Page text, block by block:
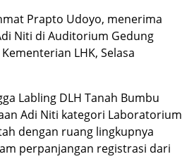
Prapto Udoyo, menerima
Niti di Auditorium Gedung
LHK, Selasa
Labling DLH Tanah Bumbu
Adi Niti kategori Laboratorium
dengan ruang lingkupnya
perpanjangan registrasi dari